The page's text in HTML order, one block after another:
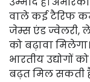
वाले कई टैरिफ
जेम्स एंड ज्वेलरी,
को बढ़ावा
भारतीय उद्योगों
बढ़त मिल सकती